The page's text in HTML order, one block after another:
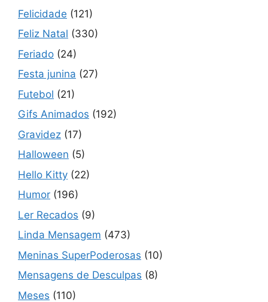
Felicidade (121)
Feliz Natal (330)
Feriado (24)
Festa junina (27)
Futebol (21)
Gifs Animados (192)
Gravidez (17)
Halloween (5)
Hello Kitty (22)
Humor (196)
Ler Recados (9)
Linda Mensagem (473)
Meninas SuperPoderosas (10)
Mensagens de Desculpas (8)
Meses (110)